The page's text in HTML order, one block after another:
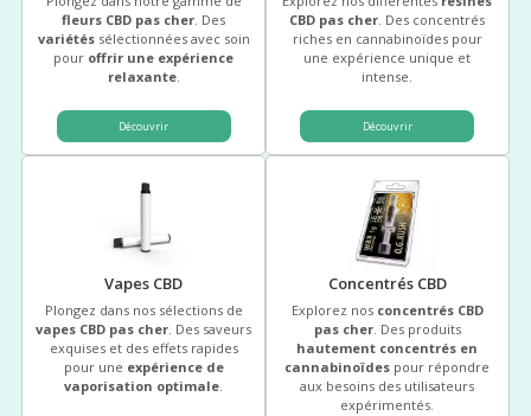
(0 avis)
(36
fleurs CBD pas cher. Des
variétéssélectionnées avec soin
pour offrir une expérience
relaxante.
Découvrir
CBD pas cher. Des concentrés
riches en cannabinoïdes pour
une expérience unique et
intense.
Découvrir
Vapes CBD
Plongez dans nos sélections de
vapes CBD pas cher. Des saveurs
exquises et des effets rapides
pour une expérience de
vaporisation optimale.
Concentrés CBD
Explorez nos concentrés CBD
pas cher. Des produits
hautement concentrés en
cannabinoïdes pour répondre
aux besoins des utilisateurs
expérimentés.